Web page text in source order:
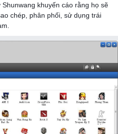
khuyến cáo rằng họ sẽ
chép, phân phối, sử dụng trái